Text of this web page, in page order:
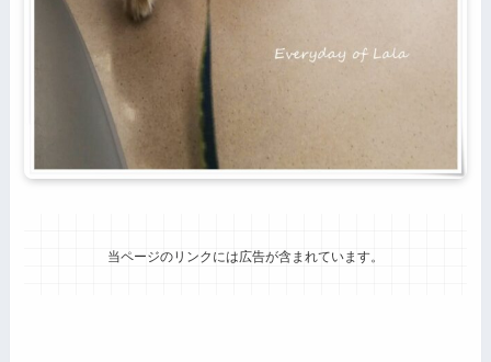
当ページのリンクには広告が含まれています。